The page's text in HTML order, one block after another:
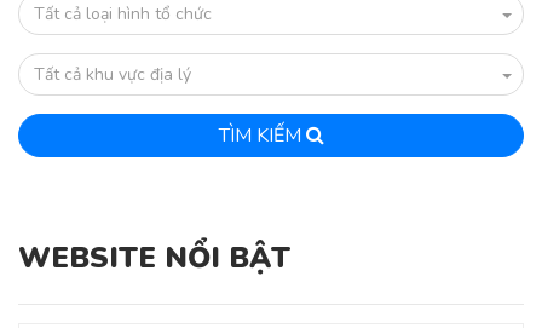
Tất cả loại hình tổ chức
Tất cả khu vực địa lý
TÌM KIẾM
WEBSITE NỔI BẬT